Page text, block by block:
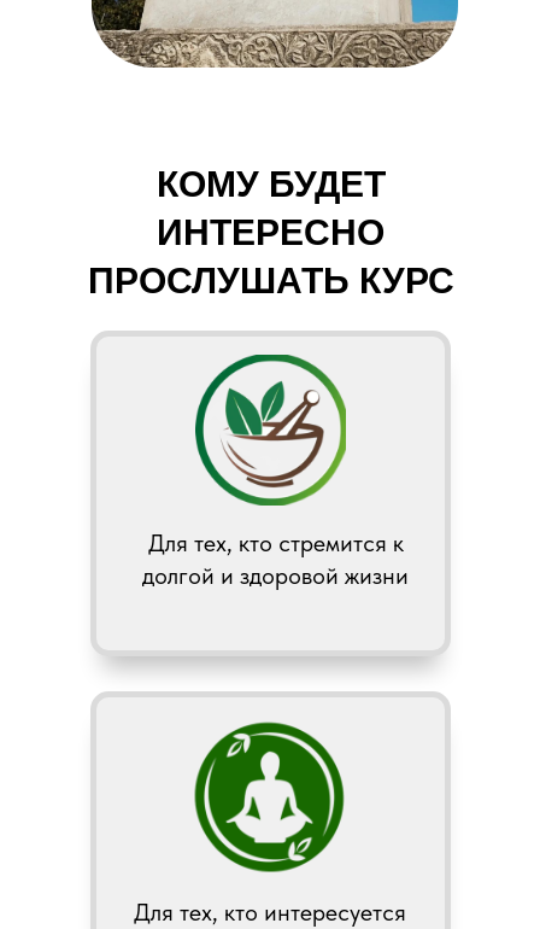
КОМУ БУДЕТ
ИНТЕРЕСНО
ПРОСЛУШАТЬ КУРС
Для тех, кто стремится к
долгой и здоровой жизни
Для тех, кто интересуется